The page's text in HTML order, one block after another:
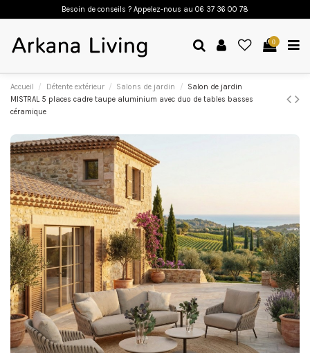
Besoin de conseils ? Appelez-nous au 06 37 36 00 78
0
Accueil Détente extérieur Salons de jardin
Salon de jardin
MISTRAL 5 places cadre taupe aluminium avec duo de tables basses
céramique